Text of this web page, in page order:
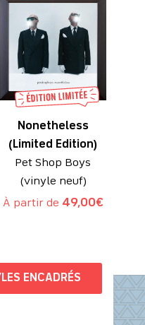
Nonetheless
(Limited Edition)
Pet Shop Boys
(vinyle neuf)
À partir de 49,00€
ENCADRÉS